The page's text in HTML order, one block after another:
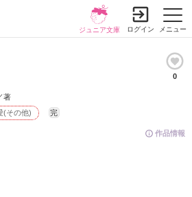
メニュー
ジュニア文庫 ログイン
0
作品情報
(その他) 完
著